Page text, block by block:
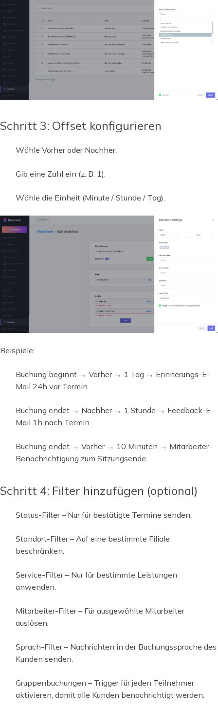
Schritt 3: Offset konfigurieren
Wähle Vorher oder Nachher.
Gib eine Zahl ein (z. B. 1).
Wähle die Einheit (Minute / Stunde / Tag).
Beispiele:
Buchung beginnt → Vorher → 1 Tag → Erinnerungs-E-
Mail 24h vor Termin.
Buchung endet → Nachher → 1 Stunde → Feedback-E-
Mail 1h nach Termin.
Buchung endet → Vorher → 10 Minuten → Mitarbeiter-
Benachrichtigung zum Sitzungsende.
Schritt 4: Filter hinzufügen (optional)
Status-Filter – Nur für bestätigte Termine senden.
Standort-Filter – Auf eine bestimmte Filiale
beschränken.
Service-Filter – Nur für bestimmte Leistungen
anwenden.
Mitarbeiter-Filter – Für ausgewählte Mitarbeiter
auslösen.
Sprach-Filter – Nachrichten in der Buchungssprache des
Kunden senden.
Gruppenbuchungen – Trigger für jeden Teilnehmer
aktivieren, damit alle Kunden benachrichtigt werden.